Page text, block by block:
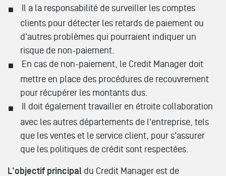
Il a la responsabilité de surveiller les comptes
clients pour détecter les retards de paiement ou
d'autres problèmes qui pourraient indiquer un
risque de non-paiement.
En cas de non-paiement, le Credit Manager doit
mettre en place des procédures de recouvrement
pour récupérer les montants dus.
Il doit également travailler en étroite collaboration
avec les autres départements de l'entreprise, tels
que les ventes et le service client, pour s'assurer
que les politiques de crédit sont respectées.
L'objectif principal du Credit Manager est de